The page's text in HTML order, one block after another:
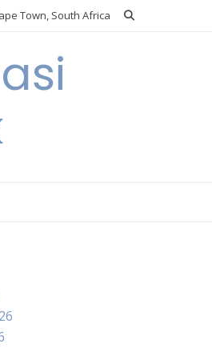
Town, South Africa